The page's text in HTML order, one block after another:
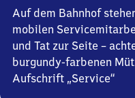
Auf dem Bahnhof
mobilen
und Tat zur Seite –
burgundy-farbenen
Aufschrift „Service“